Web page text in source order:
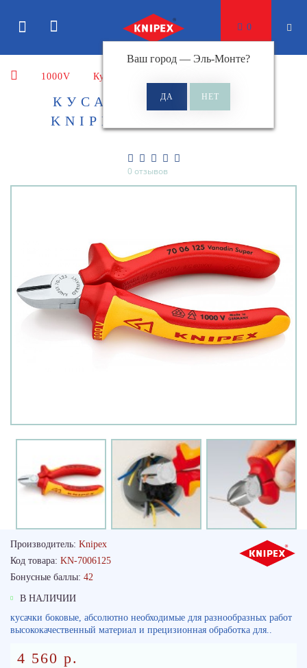
Ваш город — Эль-Монте?
0
1000V Кусачки
КУСАЧКИ БОКОВЫЕ
KNIPEX KN-7006125
0 отзывов
Производитель: Knipex
Код товара: KN-7006125
Бонусные баллы: 42
В НАЛИЧИИ
кусачки боковые, абсолютно необходимые для разнообразных работ
высококачественный материал и прецизионная обработка для..
4 560 р.